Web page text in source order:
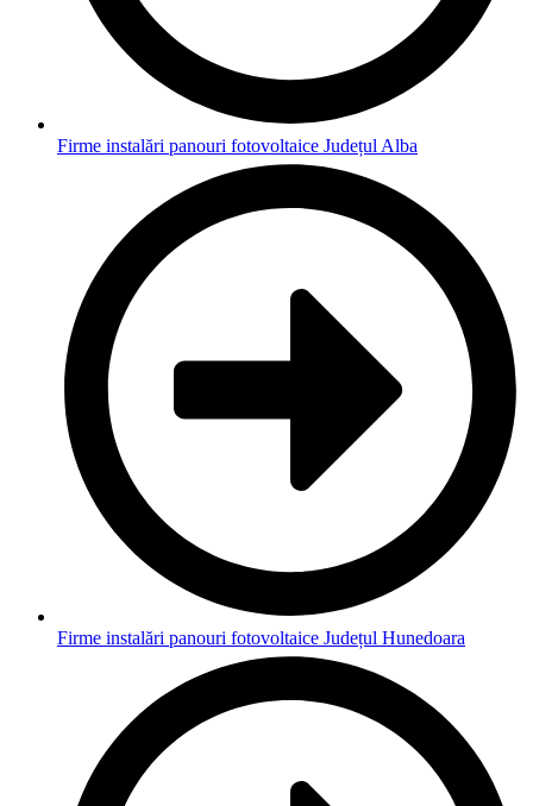
Firme instalări panouri fotovoltaice Județul Alba
Firme instalări panouri fotovoltaice Județul Hunedoara